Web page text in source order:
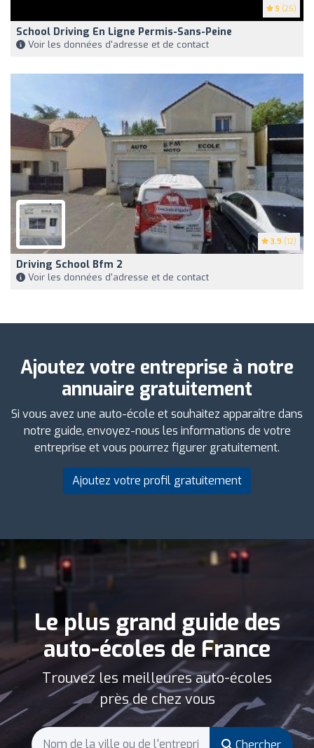
5 (25)
School Driving En Ligne Permis-Sans-Peine
Voir les données d'adresse et de contact
3.9 (12)
Driving School Bfm 2
Voir les données d'adresse et de contact
Ajoutez votre entreprise à notre
annuaire gratuitement
Si vous avez une auto-école et souhaitez apparaître dans
notre guide, envoyez-nous les informations de votre
entreprise et vous pourrez figurer gratuitement.
Ajoutez votre profil gratuitement
Le plus grand guide des
auto-écoles de France
Trouvez les meilleures auto-écoles
près de chez vous
Chercher